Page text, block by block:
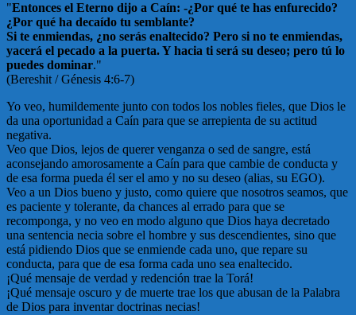
"Entonces el Eterno dijo a Caín: -¿Por qué te has enfurecido?
¿Por qué ha decaído tu semblante?
Si te enmiendas, ¿no serás enaltecido? Pero si no te enmiendas,
yacerá el pecado a la puerta. Y hacia ti será su deseo; pero tú lo
puedes dominar."
(Bereshit / Génesis 4:6-7)
Yo veo, humildemente junto con todos los nobles fieles, que Dios le
da una oportunidad a Caín para que se arrepienta de su actitud
negativa.
Veo que Dios, lejos de querer venganza o sed de sangre, está
aconsejando amorosamente a Caín para que cambie de conducta y
de esa forma pueda él ser el amo y no su deseo (alias, su EGO).
Veo a un Dios bueno y justo, como quiere que nosotros seamos, que
es paciente y tolerante, da chances al errado para que se
recomponga, y no veo en modo alguno que Dios haya decretado
una sentencia necia sobre el hombre y sus descendientes, sino que
está pidiendo Dios que se enmiende cada uno, que repare su
conducta, para que de esa forma cada uno sea enaltecido.
¡Qué mensaje de verdad y redención trae la Torá!
¡Qué mensaje oscuro y de muerte trae los que abusan de la Palabra
de Dios para inventar doctrinas necias!